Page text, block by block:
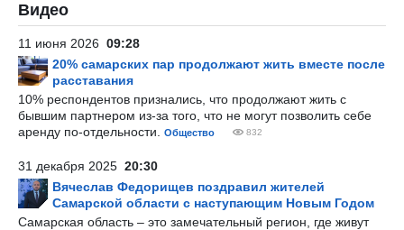
Видео
11 июня 2026 09:28
20% самарских пар продолжают жить вместе после
расставания
10% респондентов признались, что продолжают жить с
бывшим партнером из-за того, что не могут позволить себе
аренду по-отдельности.
Общество 832
31 декабря 2025 20:30
Вячеслав Федорищев поздравил жителей
Самарской области с наступающим Новым Годом
Самарская область – это замечательный регион, где живут